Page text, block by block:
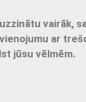
vairāk,
ar
jūsu vēlmēm.